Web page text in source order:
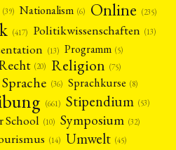
(39) Nationalism (6) Online (235)
(417) Politikwissenschaften (13)
(13) Programm (5)
(20) Religion (75)
Sprache (36) Sprachkurse (8)
(661) Stipendium (53)
School (10) Symposium (32)
(14) Umwelt (45)